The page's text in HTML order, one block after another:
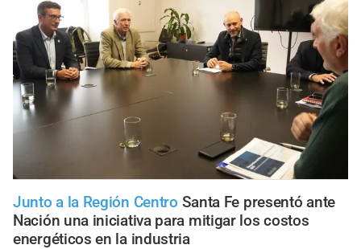
Junto a la Región Centro Santa Fe presentó ante
Nación una iniciativa para mitigar los costos
energéticos en la industria